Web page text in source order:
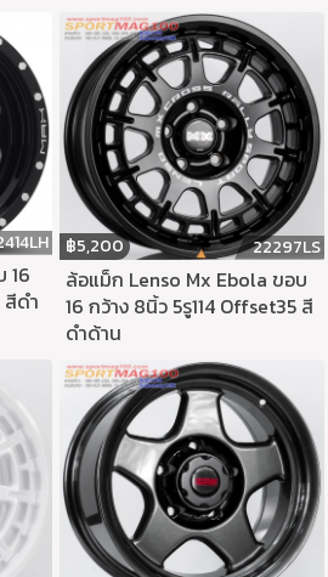
16
สีดำ
฿5,200 22297LS
ล้อแม็ก Lenso Mx Ebola ขอบ
16 กว้าง 8นิ้ว 5รู114 Offset35 สี
ดำด้าน